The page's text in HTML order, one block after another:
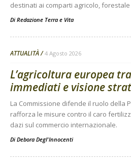
destinati ai comparti agricolo,
Di Redazione Terra e Vita
ATTUALITÀ 4 Agosto 2026
L’agricoltura europea
immediati e visione
La Commissione difende il ruolo della
rafforza le misure contro il caro
dazi sul commercio internazionale.
Di Debora Degl'Innocenti